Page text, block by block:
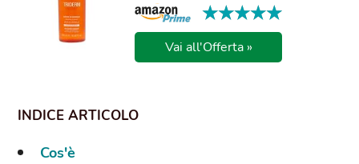
★★★★★
★★★★★
Vai all'Offerta »
Cos'è